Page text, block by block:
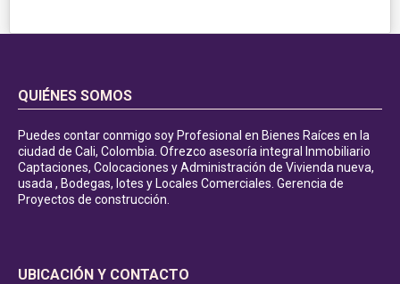
QUIÉNES SOMOS
Puedes contar conmigo soy Profesional en Bienes Raíces en la
ciudad de Cali, Colombia. Ofrezco asesoría integral Inmobiliario
Captaciones, Colocaciones y Administración de Vivienda nueva,
usada , Bodegas, lotes y Locales Comerciales. Gerencia de
Proyectos de construcción.
UBICACIÓN Y CONTACTO